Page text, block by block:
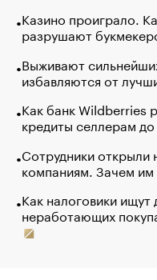
Казино проиграло.
разрушают
Выживают
избавляются от
Как банк Wildberries
кредиты селлерам
Сотрудники открыли
компаниям. Зачем им
Как налоговики ищут
неработающих